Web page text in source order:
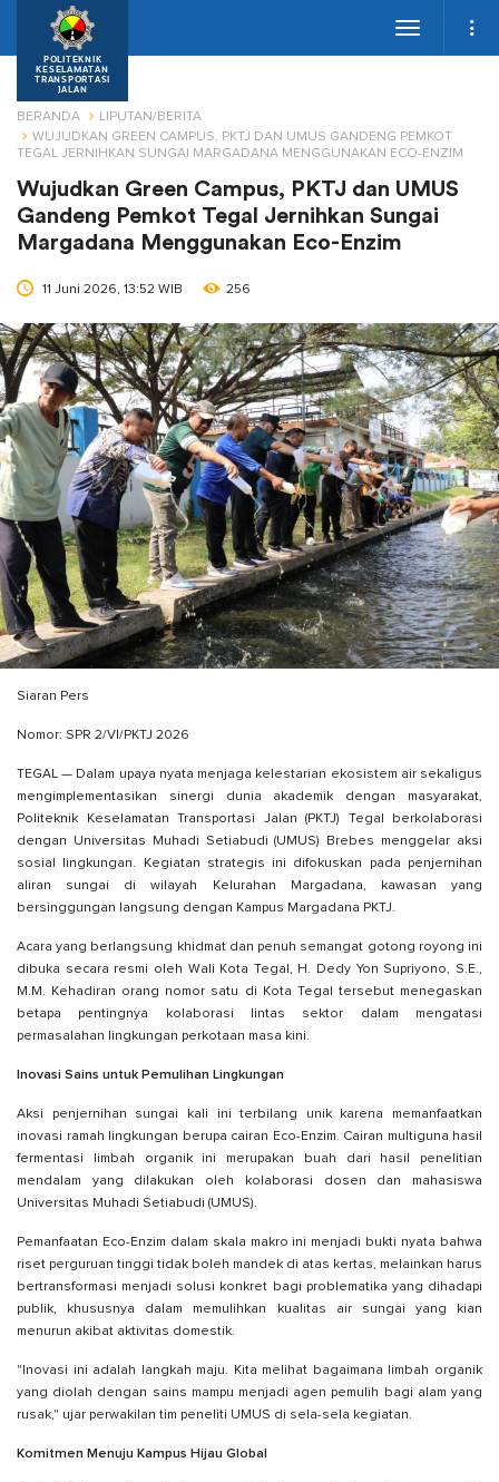
POLITEKNIK
KESELAMATAN
TRANSPORTASI
JALAN
Toggle
BERANDA
LIPUTAN/BERITA
WUJUDKAN GREEN CAMPUS, PKTJ DAN UMUS GANDENG PEMKOT
TEGAL JERNIHKAN SUNGAI MARGADANA MENGGUNAKAN ECO-ENZIM
Wujudkan Green Campus, PKTJ dan UMUS
Gandeng Pemkot Tegal Jernihkan Sungai
Margadana Menggunakan Eco-Enzim
11 Juni 2026, 13:52 WIB 256
Siaran Pers
Nomor: SPR 2/VI/PKTJ 2026
TEGAL — Dalam upaya nyata menjaga kelestarian ekosistem air sekaligus
mengimplementasikan sinergi dunia akademik dengan masyarakat,
Politeknik Keselamatan Transportasi Jalan (PKTJ) Tegal berkolaborasi
dengan Universitas Muhadi Setiabudi (UMUS) Brebes menggelar aksi
sosial lingkungan. Kegiatan strategis ini difokuskan pada penjernihan
aliran sungai di wilayah Kelurahan Margadana, kawasan yang
bersinggungan langsung dengan Kampus Margadana PKTJ.
Acara yang berlangsung khidmat dan penuh semangat gotong royong ini
dibuka secara resmi oleh Wali Kota Tegal, H. Dedy Yon Supriyono, S.E.,
M.M. Kehadiran orang nomor satu di Kota Tegal tersebut menegaskan
betapa pentingnya kolaborasi lintas sektor dalam mengatasi
permasalahan lingkungan perkotaan masa kini.
Inovasi Sains untuk Pemulihan Lingkungan
Aksi penjernihan sungai kali ini terbilang unik karena memanfaatkan
inovasi ramah lingkungan berupa cairan Eco-Enzim. Cairan multiguna hasil
fermentasi limbah organik ini merupakan buah dari hasil penelitian
mendalam yang dilakukan oleh kolaborasi dosen dan mahasiswa
Universitas Muhadi Setiabudi (UMUS).
Pemanfaatan Eco-Enzim dalam skala makro ini menjadi bukti nyata bahwa
riset perguruan tinggi tidak boleh mandek di atas kertas, melainkan harus
bertransformasi menjadi solusi konkret bagi problematika yang dihadapi
publik, khususnya dalam memulihkan kualitas air sungai yang kian
menurun akibat aktivitas domestik.
"Inovasi ini adalah langkah maju. Kita melihat bagaimana limbah organik
yang diolah dengan sains mampu menjadi agen pemulih bagi alam yang
rusak," ujar perwakilan tim peneliti UMUS di sela-sela kegiatan.
Komitmen Menuju Kampus Hijau Global